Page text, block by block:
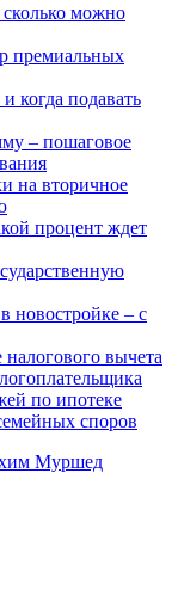
можно
премиальных
когда подавать
– пошаговое
на вторичное
процент ждет
новостройке – с
вычета
по ипотеке
споров
Муршед